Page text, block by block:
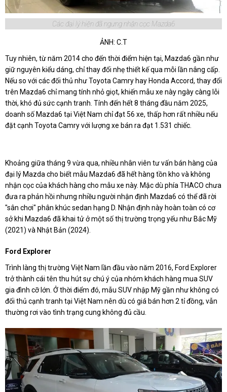
Các đại lý hiện đã ngưng nhận cọc Mazda6
ẢNH: C.T
Tuy nhiên, từ năm 2014 cho đến thời điểm hiện tại, Mazda6 gần như
giữ nguyên kiểu dáng, chỉ thay đổi nhẹ thiết kế qua mỗi lần nâng cấp.
Nếu so với các đối thủ như Toyota Camry hay Honda Accord, thay đổi
trên Mazda6 chỉ mang tính nhỏ giọt, khiến mẫu xe này ngày càng lỗi
thời, khó đủ sức cạnh tranh. Tính đến hết 8 tháng đầu năm 2025,
doanh số Mazda6 tại Việt Nam chỉ đạt 56 xe, thấp hơn rất nhiều nếu
đặt cạnh Toyota Camry với lượng xe bán ra đạt 1.531 chiếc.
Khoảng giữa tháng 9 vừa qua, nhiều nhân viên tư vấn bán hàng của
đại lý Mazda cho biết mẫu Mazda6 đã hết hàng tồn kho và không
nhận cọc của khách hàng cho mẫu xe này. Mặc dù phía THACO chưa
đưa ra phản hồi nhưng nhiều người nhận định Mazda6 có thể đã rời
"sân chơi" phân khúc sedan hạng D. Nhận định này hoàn toàn có cơ
sở khi Mazda6 đã khai tử ở một số thị trường trọng yếu như Bắc Mỹ
(2021) và Nhật Bản (2024).
Ford Explorer
Trình làng thị trường Việt Nam lần đầu vào năm 2016, Ford Explorer
trở thành cái tên thu hút sự chú ý của nhóm khách hàng mua SUV
gia đình cỡ lớn. Ở thời điểm đó, mẫu SUV nhập Mỹ gần như không có
đối thủ cạnh tranh tại Việt Nam nên dù có giá bán hơn 2 tỉ đồng, vẫn
thường rơi vào tình trạng cung không đủ cầu.